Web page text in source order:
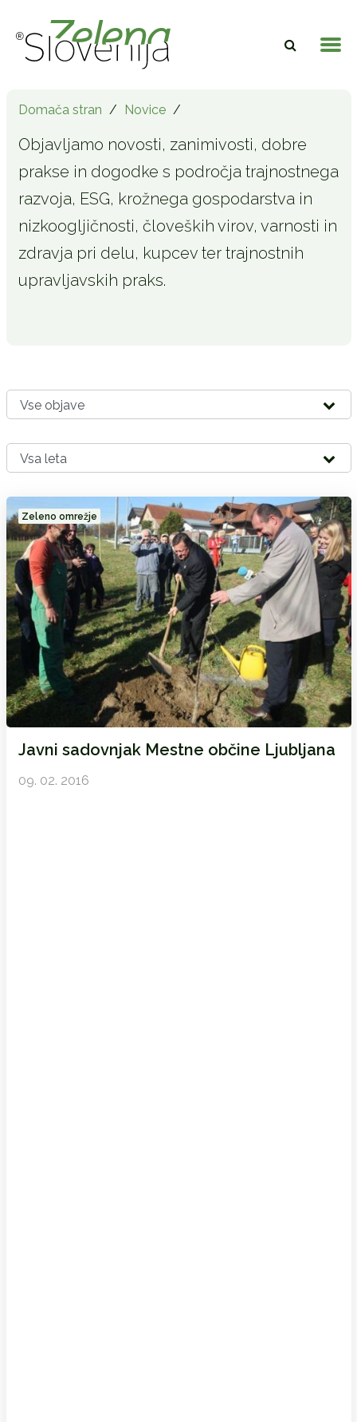
Domača stran / Novice /
Objavljamo novosti, zanimivosti, dobre
prakse in dogodke s področja trajnostnega
razvoja, ESG, krožnega gospodarstva in
nizkoogljičnosti, človeških virov, varnosti in
zdravja pri delu, kupcev ter trajnostnih
upravljavskih praks.
Zeleno omrežje
Javni sadovnjak Mestne občine Ljubljana
09. 02. 2016